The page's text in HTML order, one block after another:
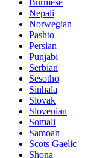
Nepali
Norwegian
Pashto
Persian
Punjabi
Serbian
Sesotho
Sinhala
Slovak
Slovenian
Somali
Samoan
Scots Gaelic
Shona